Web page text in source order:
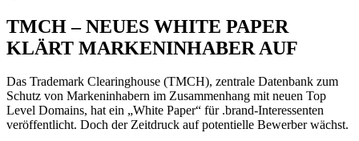
TMCH – NEUES WHITE PAPER
KLÄRT MARKENINHABER AUF
Das Trademark Clearinghouse (TMCH), zentrale Datenbank zum
Schutz von Markeninhabern im Zusammenhang mit neuen Top
Level Domains, hat ein „White Paper“ für .brand-Interessenten
veröffentlicht. Doch der Zeitdruck auf potentielle Bewerber wächst.